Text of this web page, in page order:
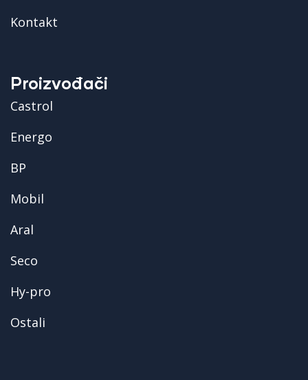
Kontakt
Proizvođači
Castrol
Energo
BP
Mobil
Aral
Seco
Hy-pro
Ostali